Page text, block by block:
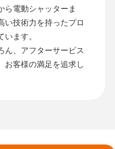
ら電動シャッターま
い技術力を持ったプロ
ます。
ん、アフターサービス
お客様の満足を追求し